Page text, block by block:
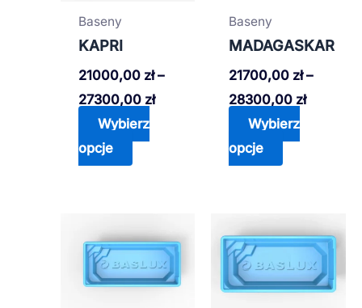
Baseny
KAPRI
21000,00 zł –
27300,00 zł
Wybierz
opcje
wybrać
na
stronie
Baseny
MADAGASKAR
21700,00 zł –
28300,00 zł
Wybierz
opcje
można
wybrać
na
stronie
cen:
od
27000,00 zł
do
produkt
ma
cen:
od
do
Ten
produkt
ma
wiele